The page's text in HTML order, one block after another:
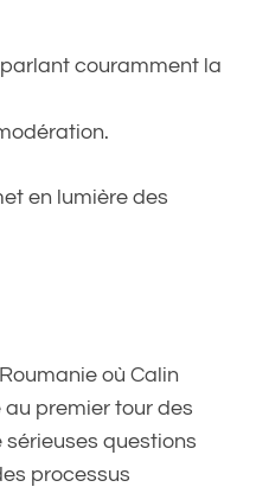
couramment la
en lumière des
où Calin
premier tour des
questions
processus